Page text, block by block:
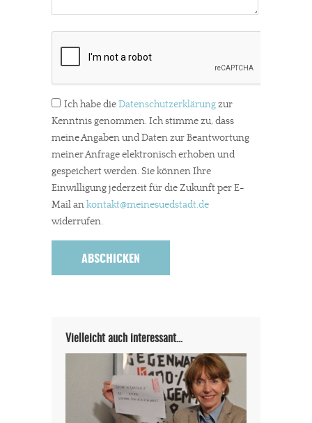
Ich habe dieDatenschutzerklärungzur
Kenntnis genommen. Ich stimme zu, dass
meine Angaben und Daten zur Beantwortung
meiner Anfrage elektronisch erhoben und
gespeichert werden. Sie können Ihre
Einwilligung jederzeit für die Zukunft per E-
Mail ankontakt@meinesuedstadt.de
widerrufen.
Vielleicht auch interessant…